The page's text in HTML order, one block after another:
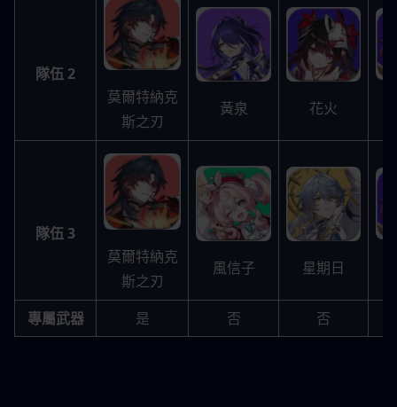
隊伍 2
莫爾特納克
斯之刃
黃泉 花火
隊伍 3
莫爾特納克
斯之刃
風信子 星期日
專屬武器 是 否 否